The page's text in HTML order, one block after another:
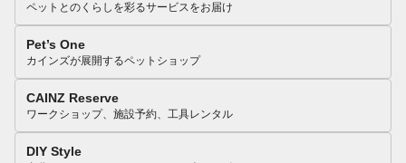
ペットとのくらしを彩るサービスをお届け
Pet’s One
カインズが展開するペットショップ
CAINZ Reserve
ワークショップ、施設予約、工具レンタル
DIY Style